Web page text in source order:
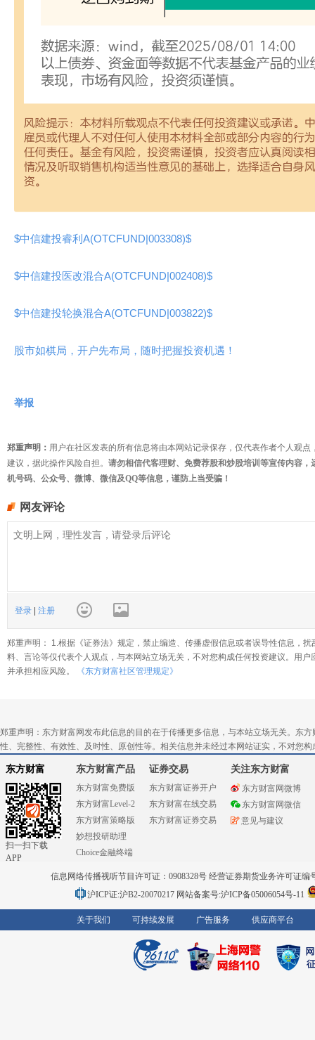
$中信建投睿利A(OTCFUND|003308)$
$中信建投医改混合A(OTCFUND|002408)$
$中信建投轮换混合A(OTCFUND|003822)$
股市如棋局，开户先布局，随时把握投资机遇！
举报
郑重声明： 用户在社区发表的所有信息将由本网站记录保存，仅代表作者个人观
建议，据此操作风险自担。 请勿相信代客理财、免费荐股和炒股培训等宣传内容
机号码、公众号、微博、微信及QQ等信息，谨防上当受骗！
网友评论
登录 | 注册
郑重声明： 1.根据《证券法》规定，禁止编造、传播虚假信息或者误导性信息，
料、言论等仅代表个人观点，与本网站立场无关，不对您构成任何投资建议。用
并承担相应风险。
《东方财富社区管理规定》
郑重声明：东方财富网发布此信息的目的在于传播更多信息，与本站立场无关。东
性、完整性、有效性、及时性、原创性等。相关信息并未经过本网站证实，不对您
东方财富
扫一扫下载
APP
东方财富产品
东方财富免费版
东方财富Level-2
东方财富策略版
妙想投研助理
Choice金融终端
证券交易
东方财富证券开户
东方财富在线交易
东方财富证券交易
关注东方财富
东方财富网微博
东方财富网微信
意见与建议
信息网络传播视听节目许可证：0908328号 经营证券期货业务许可证编
沪ICP证:沪B2-20070217 网站备案号:沪ICP备05006054号-11
关于我们 可持续发展 广告服务 供应商平台